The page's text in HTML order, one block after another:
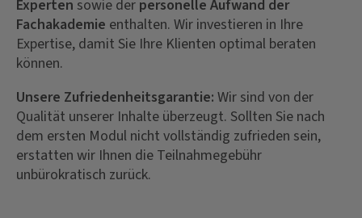
Experten sowie der personelle Aufwand der
Fachakademie enthalten. Wir investieren in Ihre
Expertise, damit Sie Ihre Klienten optimal beraten
können.
Unsere Zufriedenheitsgarantie: Wir sind von der
Qualität unserer Inhalte überzeugt. Sollten Sie nach
dem ersten Modul nicht vollständig zufrieden sein,
erstatten wir Ihnen die Teilnahmegebühr
unbürokratisch zurück.